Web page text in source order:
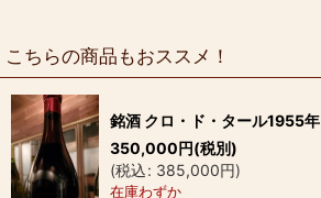
こちらの商品もおススメ！
銘酒 クロ・ド・タール1955年
350,000円(税別)
(税込: 385,000円)
在庫わずか